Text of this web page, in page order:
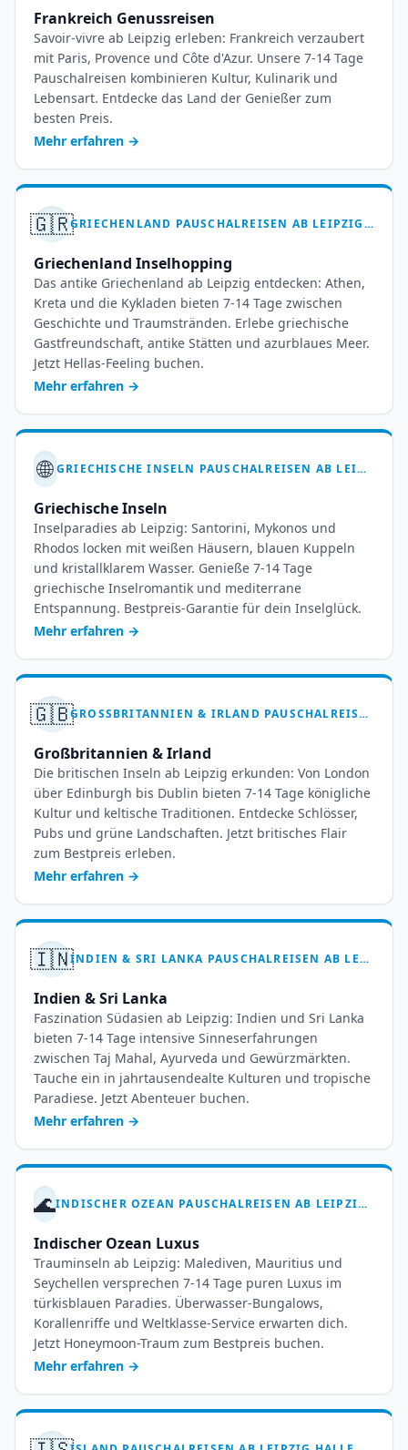
Frankreich Genussreisen
Savoir-vivre ab Leipzig erleben: Frankreich verzaubert
mit Paris, Provence und Côte d'Azur. Unsere 7-14 Tage
Pauschalreisen kombinieren Kultur, Kulinarik und
Lebensart. Entdecke das Land der Genießer zum
besten Preis.
Mehr erfahren →
🇬🇷 GRIECHENLAND PAUSCHALREISEN AB LEIPZIG HALLE – 7-14 TAGE HELLAS ERLEBEN
Griechenland Inselhopping
Das antike Griechenland ab Leipzig entdecken: Athen,
Kreta und die Kykladen bieten 7-14 Tage zwischen
Geschichte und Traumstränden. Erlebe griechische
Gastfreundschaft, antike Stätten und azurblaues Meer.
Jetzt Hellas-Feeling buchen.
Mehr erfahren →
🌐 GRIECHISCHE INSELN PAUSCHALREISEN AB LEIPZIG – IHR INSELTRAUM WARTET
Griechische Inseln
Inselparadies ab Leipzig: Santorini, Mykonos und
Rhodos locken mit weißen Häusern, blauen Kuppeln
und kristallklarem Wasser. Genieße 7-14 Tage
griechische Inselromantik und mediterrane
Entspannung. Bestpreis-Garantie für dein Inselglück.
Mehr erfahren →
🇬🇧 GROSSBRITANNIEN & IRLAND PAUSCHALREISEN AB LEIPZIG HALLE – IHR INSELABENTEUER
Großbritannien & Irland
Die britischen Inseln ab Leipzig erkunden: Von London
über Edinburgh bis Dublin bieten 7-14 Tage königliche
Kultur und keltische Traditionen. Entdecke Schlösser,
Pubs und grüne Landschaften. Jetzt britisches Flair
zum Bestpreis erleben.
Mehr erfahren →
🇮🇳 INDIEN & SRI LANKA PAUSCHALREISEN AB LEIPZIG HALLE – EXOTIK PUR ERLEBEN
Indien & Sri Lanka
Faszination Südasien ab Leipzig: Indien und Sri Lanka
bieten 7-14 Tage intensive Sinneserfahrungen
zwischen Taj Mahal, Ayurveda und Gewürzmärkten.
Tauche ein in jahrtausendealte Kulturen und tropische
Paradiese. Jetzt Abenteuer buchen.
Mehr erfahren →
🌊 INDISCHER OZEAN PAUSCHALREISEN AB LEIPZIG HALLE – 7-14 TAGE INSELPARADIES
Indischer Ozean Luxus
Trauminseln ab Leipzig: Malediven, Mauritius und
Seychellen versprechen 7-14 Tage puren Luxus im
türkisblauen Paradies. Überwasser-Bungalows,
Korallenriffe und Weltklasse-Service erwarten dich.
Jetzt Honeymoon-Traum zum Bestpreis buchen.
Mehr erfahren →